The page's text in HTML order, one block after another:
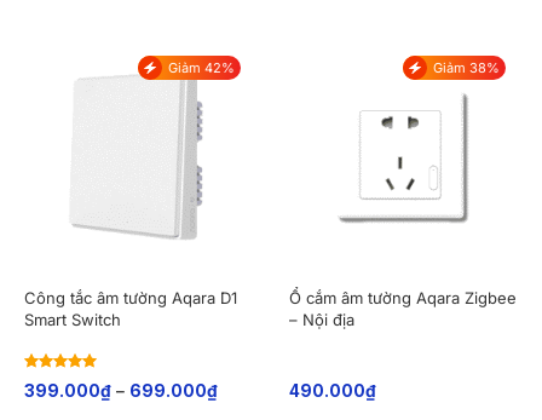
Giảm 42%
Công tắc âm tường Aqara D1
Smart Switch
Rated 5out
of 5
399.000₫– 699.000₫
Giảm 38%
Ổ cắm âm tường Aqara Zigbee
– Nội địa
490.000₫